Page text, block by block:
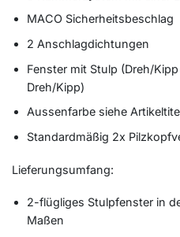
MACO Sicherheitsbeschlag
2 Anschlagdichtungen
Fenster mit Stulp (Dreh/
Dreh/Kipp)
Aussenfarbe siehe
Standardmäßig 2x
Lieferungsumfang:
2-flügliges Stulpfenster in
Maßen